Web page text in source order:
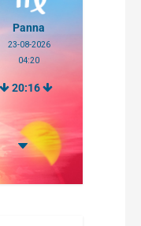
Panna
23-08-2026
04:20
20:16